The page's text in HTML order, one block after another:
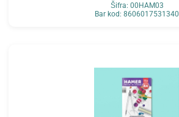
Šifra: 00HAM03
Bar kod: 8606017531340